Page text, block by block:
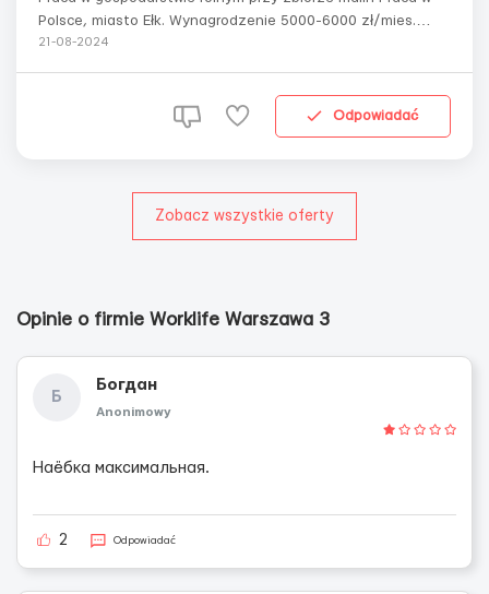
Polsce, miasto Ełk. Wynagrodzenie 5000-6000 zł/mies.
netto. Komfortowe zakwaterowanie. Wygodny grafik.
Zapewnione:- Bezpłatne oficjalne zatrud...
21-08-2024
Odpowiadać
Zobacz wszystkie oferty
Opinie o firmie Worklife Warszawa 3
Б
Богдан
Anonimowy
Наёбка максимальная.
2 Odpowiadać